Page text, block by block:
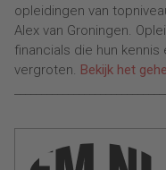
opleidingen van
Alex van Groningen.
financials die hun
vergroten. Bekijk het